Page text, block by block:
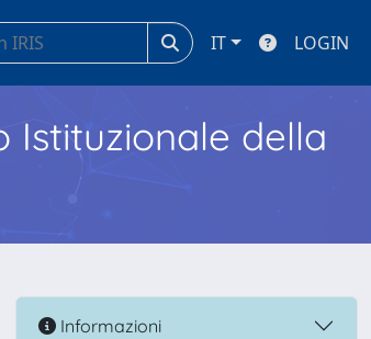
IT LOGIN
Istituzionale della
Informazioni